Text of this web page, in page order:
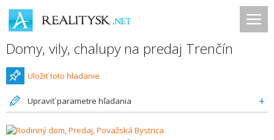
Domy, vily, chalupy na predaj Trenčín
Uložiť toto hladanie
Upraviť parametre hľadania